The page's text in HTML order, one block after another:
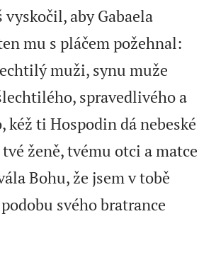
aby Gabaela
mu s pláčem požehnal:
muži, synu muže
spravedlivého a
kéž ti Hospodin dá nebeské
ženě, tvému otci a matce
Bohu, že jsem v tobě
svého bratrance